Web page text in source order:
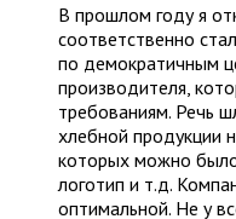
В прошлом году я
соответственно
по демократичным
производителя,
требованиям. Речь
хлебной продукции
которых можно было
логотип и т.д.
оптимальной. Не у